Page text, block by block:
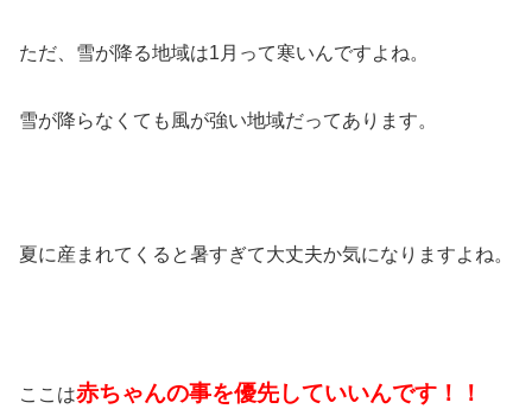
ただ、雪が降る地域は1月って寒いんですよね。
雪が降らなくても風が強い地域だってあります。
夏に産まれてくると暑すぎて大丈夫か気になりますよね。
ここは赤ちゃんの事を優先していいんです！！